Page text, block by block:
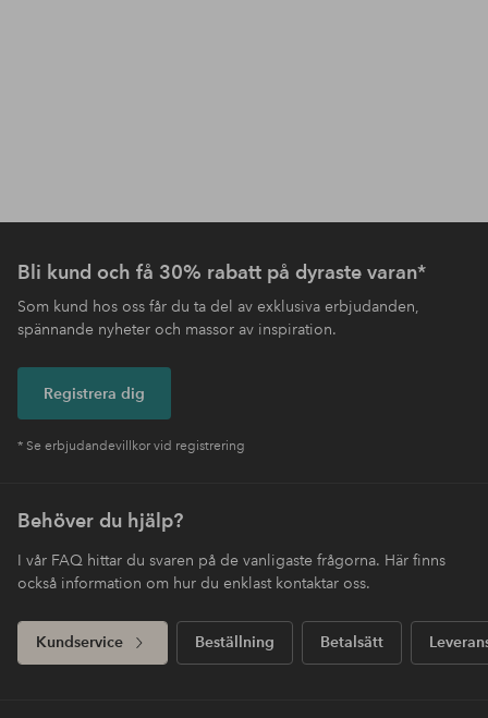
Bli kund och få 30% rabatt på dyraste varan*
Som kund hos oss får du ta del av exklusiva erbjudanden,
spännande nyheter och massor av inspiration.
Registrera dig
* Se erbjudandevillkor vid registrering
Behöver du hjälp?
I vår FAQ hittar du svaren på de vanligaste frågorna. Här finns
också information om hur du enklast kontaktar oss.
Kundservice Beställning Betalsätt